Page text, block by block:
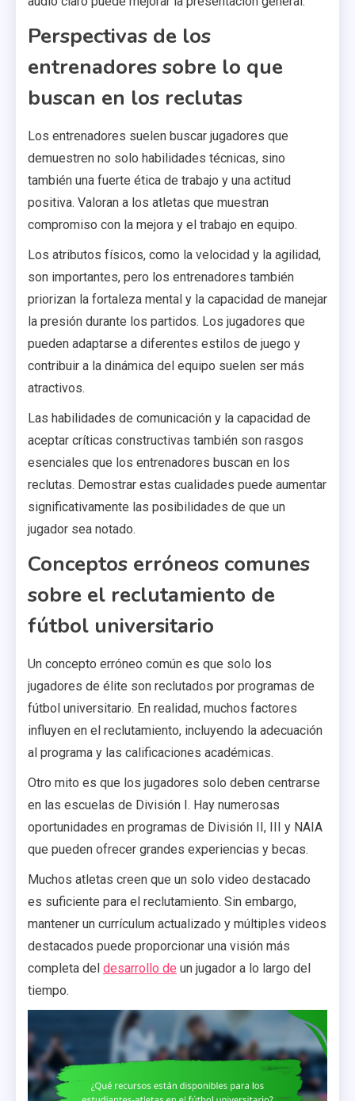
Perspectivas de los
entrenadores sobre lo que
buscan en los reclutas
Los entrenadores suelen buscar jugadores que
demuestren no solo habilidades técnicas, sino
también una fuerte ética de trabajo y una actitud
positiva. Valoran a los atletas que muestran
compromiso con la mejora y el trabajo en equipo.
Los atributos físicos, como la velocidad y la agilidad,
son importantes, pero los entrenadores también
priorizan la fortaleza mental y la capacidad de manejar
la presión durante los partidos. Los jugadores que
pueden adaptarse a diferentes estilos de juego y
contribuir a la dinámica del equipo suelen ser más
atractivos.
Las habilidades de comunicación y la capacidad de
aceptar críticas constructivas también son rasgos
esenciales que los entrenadores buscan en los
reclutas. Demostrar estas cualidades puede aumentar
significativamente las posibilidades de que un
jugador sea notado.
Conceptos erróneos comunes
sobre el reclutamiento de
fútbol universitario
Un concepto erróneo común es que solo los
jugadores de élite son reclutados por programas de
fútbol universitario. En realidad, muchos factores
influyen en el reclutamiento, incluyendo la adecuación
al programa y las calificaciones académicas.
Otro mito es que los jugadores solo deben centrarse
en las escuelas de División I. Hay numerosas
oportunidades en programas de División II, III y NAIA
que pueden ofrecer grandes experiencias y becas.
Muchos atletas creen que un solo video destacado
es suficiente para el reclutamiento. Sin embargo,
mantener un currículum actualizado y múltiples videos
destacados puede proporcionar una visión más
completa del desarrollo de un jugador a lo largo del
tiempo.